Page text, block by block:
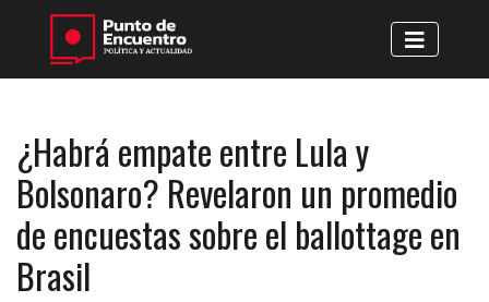
¿Habrá empate entre Lula y
Bolsonaro? Revelaron un promedio
de encuestas sobre el ballottage en
Brasil